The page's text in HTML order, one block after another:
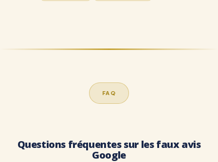
FAQ
Questions fréquentes sur les faux avis
Google